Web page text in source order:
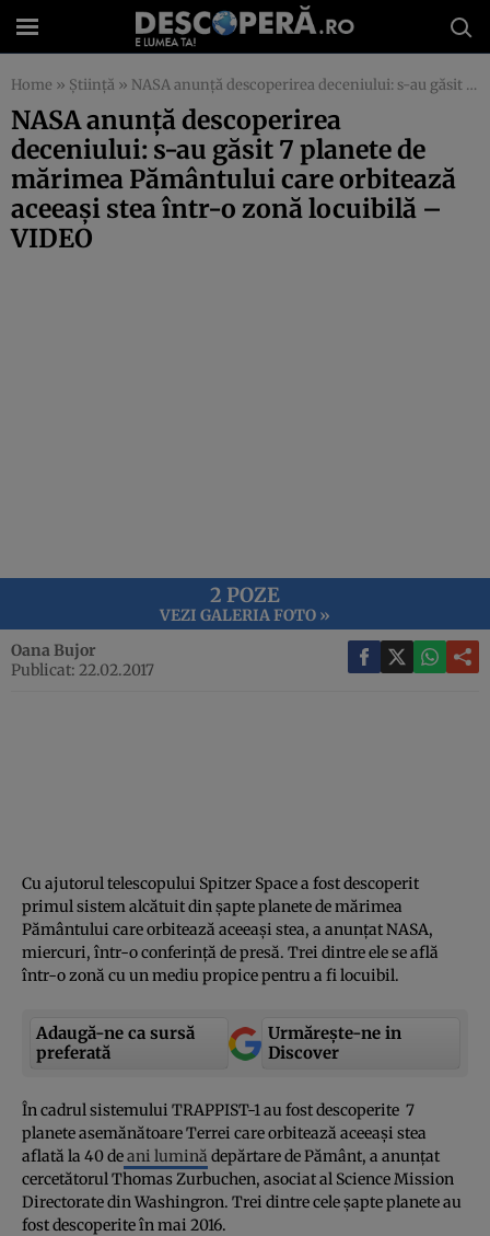
Home » Știință » NASA anunţă descoperirea deceniului: s-au găsit 7 planete de mărimea Pământului care orbitează aceeaşi stea într-o zonă locuibilă – VIDEO
NASA anunţă descoperirea
deceniului: s-au găsit 7 planete de
mărimea Pământului care orbitează
aceeaşi stea într-o zonă locuibilă –
VIDEO
2 POZE
VEZI GALERIA FOTO »
Oana Bujor
Publicat: 22.02.2017
Cu ajutorul telescopului Spitzer Space a fost descoperit
primul sistem alcătuit din şapte planete de mărimea
Pământului care orbitează aceeaşi stea, a anunţat NASA,
miercuri, într-o conferinţă de presă. Trei dintre ele se află
într-o zonă cu un mediu propice pentru a fi locuibil.
Adaugă-ne ca sursă
preferată
Urmărește-ne in
Discover
În cadrul sistemului TRAPPIST-1 au fost descoperite 7
planete asemănătoare Terrei care orbitează aceeaşi stea
aflată la 40 deani lumină depărtare de Pământ, a anunţat
cercetătorul Thomas Zurbuchen, asociat al Science Mission
Directorate din Washingron. Trei dintre cele şapte planete au
fost descoperite în mai 2016.